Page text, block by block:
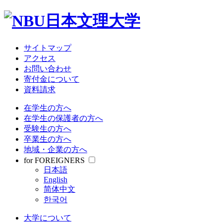
サイトマップ
アクセス
お問い合わせ
寄付金について
資料請求
在学生の方へ
在学生の保護者の方へ
受験生の方へ
卒業生の方へ
地域・企業の方へ
for FOREIGNERS
日本語
English
简体中文
한국어
大学について